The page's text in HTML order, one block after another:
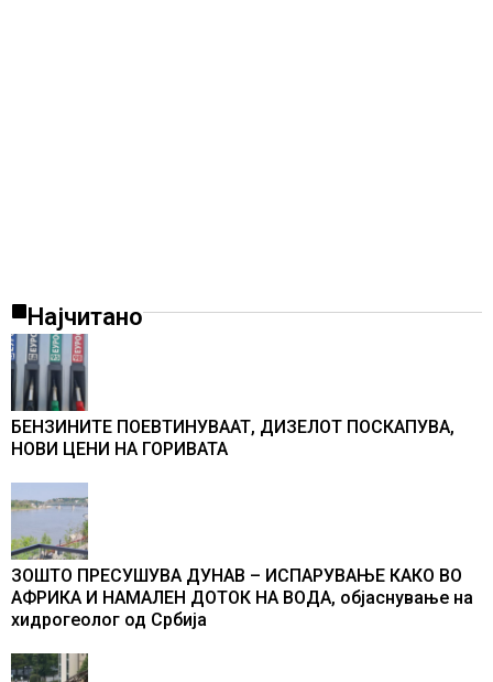
Најчитано
БЕНЗИНИТЕ ПОЕВТИНУВААТ, ДИЗЕЛОТ ПОСКАПУВА,
НОВИ ЦЕНИ НА ГОРИВАТА
ЗОШТО ПРЕСУШУВА ДУНАВ – ИСПАРУВАЊЕ КАКО ВО
АФРИКА И НАМАЛЕН ДОТОК НА ВОДА, објаснување на
хидрогеолог од Србија